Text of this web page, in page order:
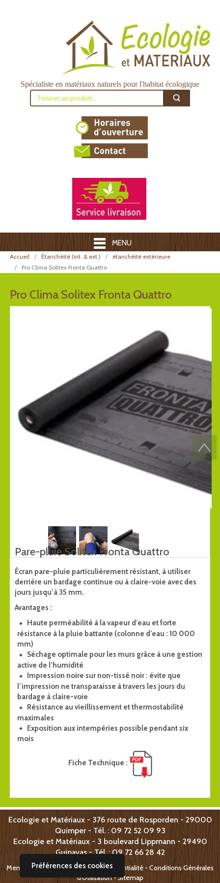
Préférences des cookies
Spécialiste en matériaux naturels pour l'habitat écologique
MENU
Accueil Étanchéité (int. & ext.)
étanchéité extérieure
Pro Clima Solitex Fronta Quattro
Pro Clima Solitex Fronta Quattro
Pare-pluie Solitex Fronta Quattro
Écran pare-pluie particulièrement résistant, à utiliser
derrière un bardage continue ou à claire-voie avec des
jours jusqu’à 35 mm.
Avantages :
Haute perméabilité à la vapeur d’eau et forte
résistance à la pluie battante (colonne d’eau : 10 000
mm)
Séchage optimale pour les murs grâce à une gestion
active de l’humidité
Impression noire sur non-tissé noir : évite que
l’impression ne transparaisse à travers les jours du
bardage à claire-voie
Résistance au vieillissement et thermostabilité
maximales
Exposition aux intempéries possible pendant six
mois
Fiche Technique :
Ecologie et Matériaux - 376 route de Rosporden - 29000
Quimper - Tél. : 09 72 52 09 93
Ecologie et Matériaux - 3 boulevard Lippmann - 29490
Guipavas - Tél. : 09 72 66 28 42
Mentions légales-Politique de confidentialité - Conditions Générales
d'Utilisation-Sitemap